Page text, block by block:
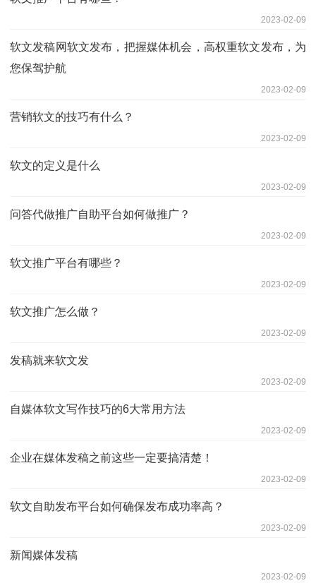
2023-02-09
软文发稿网软文发布，把握媒体机会，高权重软文发布，为
您保驾护航
2023-02-09
营销软文的技巧有什么？
2023-02-09
软文的定义是什么
2023-02-09
问答代做推广自助平台如何做推广？
2023-02-09
软文推广平台有哪些？
2023-02-09
软文推广怎么做？
2023-02-09
发稿就来软文发
2023-02-09
自媒体软文写作技巧的6大常用方法
2023-02-09
企业在媒体发稿之前这些一定要搞清楚！
2023-02-09
软文自助发布平台如何确保发布成功率高？
2023-02-09
新闻媒体发稿
2023-02-09